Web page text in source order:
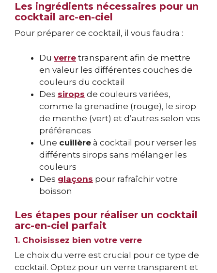
Les ingrédients nécessaires pour un
cocktail arc-en-ciel
Pour préparer ce cocktail, il vous faudra :
Du verre transparent afin de mettre
en valeur les différentes couches de
couleurs du cocktail
Des sirops de couleurs variées,
comme la grenadine (rouge), le sirop
de menthe (vert) et d’autres selon vos
préférences
Une cuillère à cocktail pour verser les
différents sirops sans mélanger les
couleurs
Des glaçons pour rafraîchir votre
boisson
Les étapes pour réaliser un cocktail
arc-en-ciel parfait
1. Choisissez bien votre verre
Le choix du verre est crucial pour ce type de
cocktail. Optez pour un verre transparent et